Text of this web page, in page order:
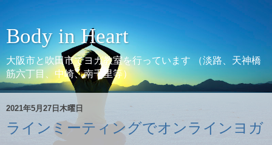
Body in Heart
大阪市と吹田市でヨガ教室を行っています （淡路、天神橋
筋六丁目、中崎、南千里等）
2021年5月27日木曜日
ラインミーティングでオンラインヨガ